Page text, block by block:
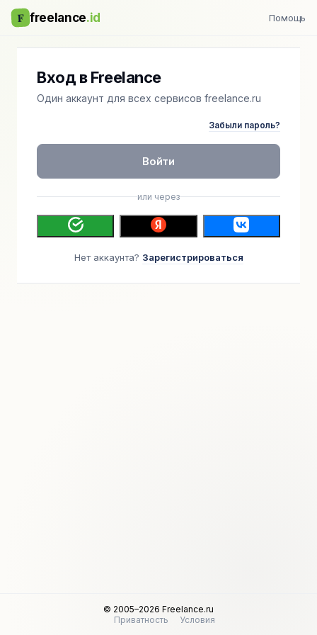
F freelance.id Помощь
Вход в Freelance
Один аккаунт для всех сервисов freelance.ru
Забыли пароль?
Войти
или через
Нет аккаунта? Зарегистрироваться
© 2005–2026 Freelance.ru
Приватность
Условия